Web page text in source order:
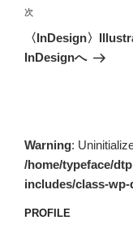
ビ
ゲ
ー
稿
次
の
投
次
〈InDesign〉
InDesignへ
Warning:
/home/typeface/
includes/class-
PROFILE